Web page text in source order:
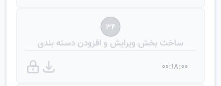
34
ساخت بخش ویرایش و افزودن دسته بندی
00:18:00